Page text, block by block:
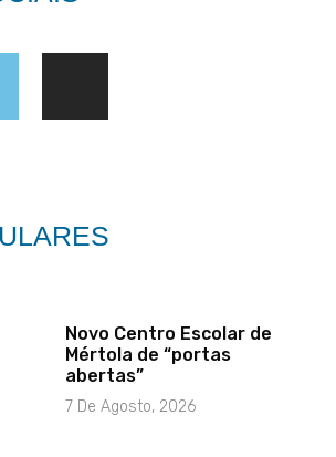
Novo Centro Escolar de
Mértola de “portas
abertas”
7 De Agosto, 2026